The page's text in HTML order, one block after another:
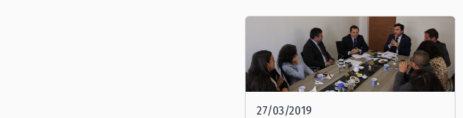
27/03/2019